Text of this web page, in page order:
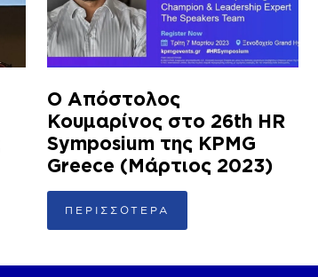
Ο Απόστολος
Κουμαρίνος στο 26th HR
Symposium της KPMG
Greece (Μάρτιος 2023)
ΠΕΡΙΣΣΟΤΕΡΑ